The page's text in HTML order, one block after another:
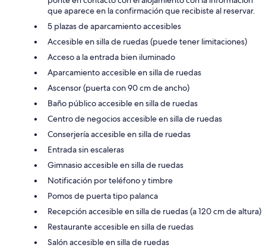
que aparece en la confirmación que recibiste al reservar.
5 plazas de aparcamiento accesibles
Accesible en silla de ruedas (puede tener limitaciones)
Acceso a la entrada bien iluminado
Aparcamiento accesible en silla de ruedas
Ascensor (puerta con 90 cm de ancho)
Baño público accesible en silla de ruedas
Centro de negocios accesible en silla de ruedas
Conserjería accesible en silla de ruedas
Entrada sin escaleras
Gimnasio accesible en silla de ruedas
Notificación por teléfono y timbre
Pomos de puerta tipo palanca
Recepción accesible en silla de ruedas (a 120 cm de altura)
Restaurante accesible en silla de ruedas
Salón accesible en silla de ruedas